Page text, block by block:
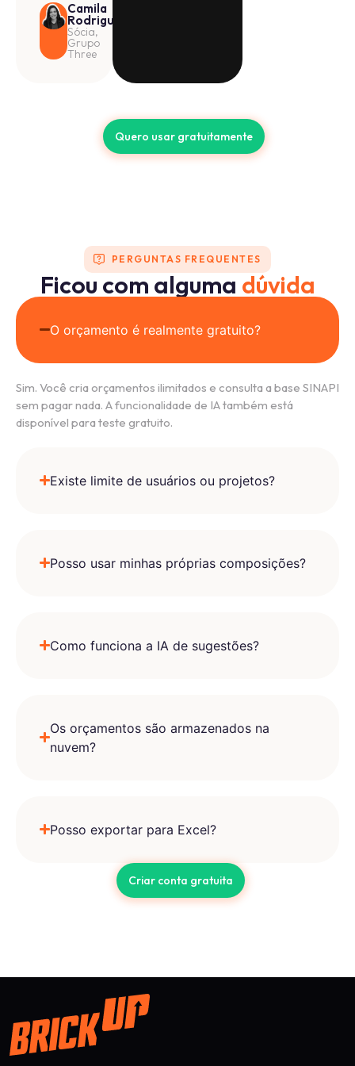
Camila
Rodrigues
Sócia,
Grupo
Three
Quero usar gratuitamente
PERGUNTAS FREQUENTES
Ficou com alguma dúvida
O orçamento é realmente gratuito?
Sim. Você cria orçamentos ilimitados e consulta a base SINAPI
sem pagar nada. A funcionalidade de IA também está
disponível para teste gratuito.
Existe limite de usuários ou projetos?
Posso usar minhas próprias composições?
Como funciona a IA de sugestões?
Os orçamentos são armazenados na
nuvem?
Posso exportar para Excel?
Criar conta gratuita